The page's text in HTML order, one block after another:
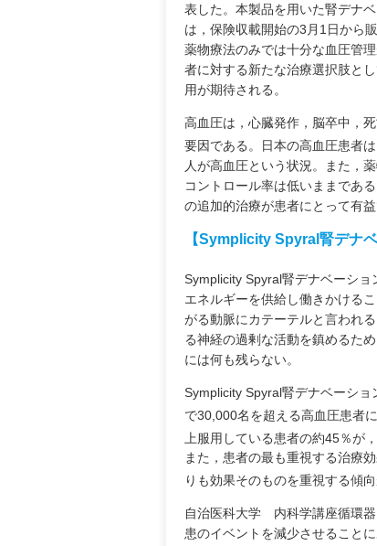
表した。本製品を用いた腎デナベ
は，保険収載開始の3月1日から
薬物療法のみでは十分な血圧管
者に対する新たな治療選択肢と
用が期待される。
高血圧は，心臓発作，脳卒中，
要因である。日本の高血圧患者
人が高血圧という状況。また，
コントロール率は低いままであ
の追加的治療が患者にとって有
【Symplicity Spyral腎デナ
Symplicity Spyral腎デナベーシ
エネルギーを供給し働きかける
がる動脈にカテーテルと言われ
る神経の過剰な活動を鎮めるた
には何も残らない。
Symplicity Spyral腎デナベーシ
で30,000名を超える高血圧患者
上服用している患者の約45％が
また，患者の最も重視する治療
りも効果そのものを重視する傾
自治医科大学 内科学講座循環
患のイベントを減少させること